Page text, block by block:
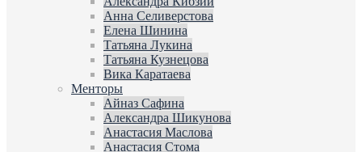
Анна Селиверстова
Елена Шинина
Татьяна Лукина
Татьяна Кузнецова
Вика Каратаева
Менторы
Айназ Сафина
Александра Шикунова
Анастасия Маслова
Анастасия Стома